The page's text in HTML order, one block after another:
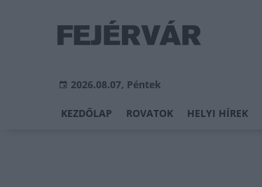
2026.08.07, Péntek
KEZDŐLAP ROVATOK HELYI HÍREK